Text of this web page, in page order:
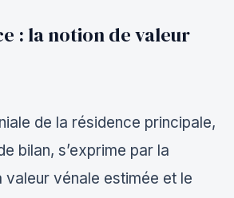
: la notion de valeur
de la résidence principale,
bilan, s’exprime par la
valeur vénale estimée et le